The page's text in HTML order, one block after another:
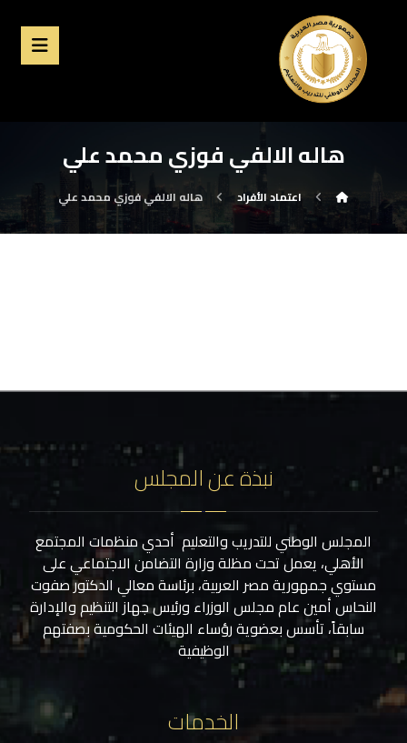
هاله الالفي فوزي محمد علي
اعتماد الأفراد هاله الالفي فوزي محمد علي
نبذة عن المجلس
المجلس الوطني للتدريب والتعليم أحدي منظمات المجتمع
الأهلي، يعمل تحت مظلة وزارة التضامن الاجتماعي على
مستوي جمهورية مصر العربية، برئاسة معالي الدكتور صفوت
النحاس أمين عام مجلس الوزراء ورئيس جهاز التنظيم والإدارة
سابقاً، تأسس بعضوية رؤساء الهيئات الحكومية بصفتهم
الوظيفية
الخدمات